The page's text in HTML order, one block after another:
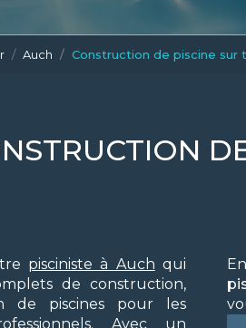
Auch Construction de piscine sur
pisciniste à Auch qui
de construction,
de piscines pour les
Avec un